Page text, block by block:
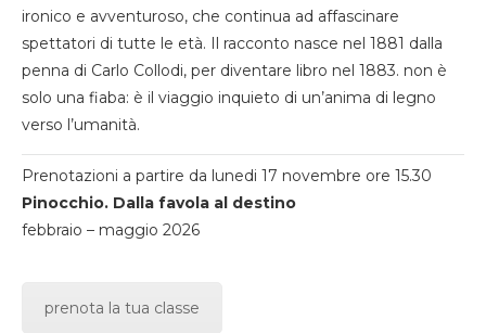
ironico e avventuroso, che continua ad affascinare
spettatori di tutte le età. Il racconto nasce nel 1881 dalla
penna di Carlo Collodi, per diventare libro nel 1883. non è
solo una fiaba: è il viaggio inquieto di un’anima di legno
verso l’umanità.
Prenotazioni a partire da lunedi 17 novembre ore 15.30
Pinocchio. Dalla favola al destino
febbraio – maggio 2026
prenota la tua classe